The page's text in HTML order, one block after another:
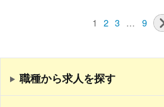
1 2 3 … 9
職種から求人を探す